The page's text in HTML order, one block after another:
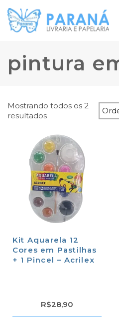
pintura
Mostrando todos os 2
resultados
Kit Aquarela 12
Cores em Pastilhas
+ 1 Pincel – Acrilex
R$28,90